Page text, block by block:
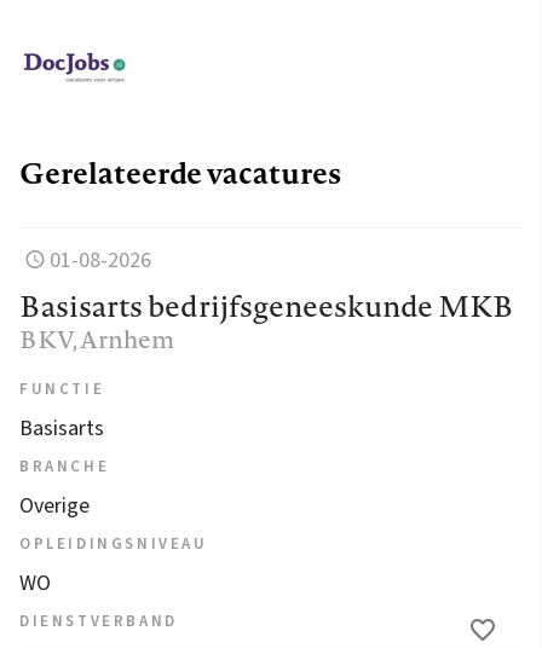
Gerelateerde vacatures
01-08-2026
Basisarts bedrijfsgeneeskunde MKB
BKV, Arnhem
FUNCTIE
Basisarts
BRANCHE
Overige
OPLEIDINGSNIVEAU
WO
DIENSTVERBAND